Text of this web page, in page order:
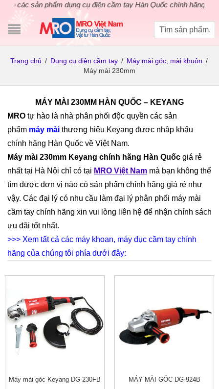
các sản phẩm dụng cụ điện cầm tay Hàn Quốc chính hãng. Áp
Trang chủ / Dụng cụ điện cầm tay / Máy mài góc, mài khuôn /
Máy mài 230mm
MÁY MÀI 230MM HÀN QUỐC – KEYANG
MRO tự hào là nhà phân phối độc quyền các sản
phẩm máy mài thương hiệu Keyang được nhập khẩu
chính hãng Hàn Quốc về Việt Nam.
Máy mài 230mm Keyang chính hãng Hàn Quốc giá rẻ
nhất tại Hà Nội chỉ có tại MRO Việt Nam mà bạn không thể
tìm được đơn vị nào có sản phẩm chính hãng giá rẻ như
vậy. Các đại lý có nhu cầu làm đại lý phân phối máy mài
cầm tay chính hãng xin vui lòng liên hệ để nhận chính sách
ưu đãi tốt nhất.
>>> Xem tất cả các máy khoan, máy đục cầm tay chính
hãng của chúng tôi phía dưới đây:
Máy mài góc Keyang DG-230FB MÁY MÀI GÓC DG-924B